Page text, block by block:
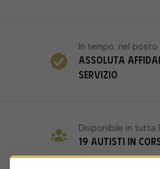
Assoluta
servizio
In tempo, nel
19 autisti in
Disponibile in tutta